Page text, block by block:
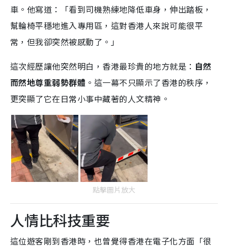
車。他寫道：「看到司機熟練地降低車身，伸出踏板，
幫輪椅平穩地進入專用區，這對香港人來說可能很平
常，但我卻突然被感動了。」
這次經歷讓他突然明白，香港最珍貴的地方就是： 自然
而然地尊重弱勢群體 。這一幕不只顯示了香港的秩序，
更突顯了它在日常小事中藏著的人文精神。
點擊圖片放大
人情比科技重要
這位遊客剛到香港時，也曾覺得香港在電子化方面「很